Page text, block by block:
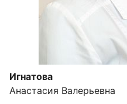
Игнатова
Анастасия Валерьевна